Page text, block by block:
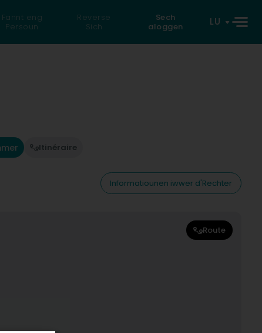
Fannt eng
Persoun
Reverse
Sich
Sech
aloggen
LU
Itinéraire
Informatiounen iwwer d'Rechter
Route